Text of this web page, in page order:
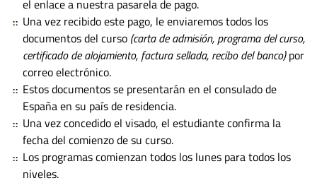
el enlace a nuestra pasarela de pago.
Una vez recibido este pago, le enviaremos todos los
documentos del curso (carta de admisión, programa del curso,
certificado de alojamiento, factura sellada, recibo del banco)por
correo electrónico.
Estos documentos se presentarán en el consulado de
España en su país de residencia.
Una vez concedido el visado, el estudiante confirma la
fecha del comienzo de su curso.
Los programas comienzan todos los lunes para todos los
niveles.